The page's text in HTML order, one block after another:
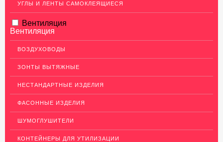
ОГРАЖДЕНИЯ ДЛЯ ЛЕСТНИЦ
ЭЛЕКТРОДЫ
ДЕКОРАТИВНЫЙ УГОЛОК
МЕТАЛЛИЧЕСКИЕ ПОРОГИ НАПОЛЬНЫЕ (ДЛЯ ПОЛА),
РАСКЛАДКА, ПЛИНТУС
ПОТОЛКИ
АКЦИИ
НЕДОРОГОЙ МЕТАЛЛОПРОКАТ
УГЛЫ И ЛЕНТЫ САМОКЛЕЯЩИЕСЯ
Вентиляция
Вентиляция
ВОЗДУХОВОДЫ
ЗОНТЫ ВЫТЯЖНЫЕ
НЕСТАНДАРТНЫЕ ИЗДЕЛИЯ
ФАСОННЫЕ ИЗДЕЛИЯ
ШУМОГЛУШИТЕЛИ
КОНТЕЙНЕРЫ ДЛЯ УТИЛИЗАЦИИ